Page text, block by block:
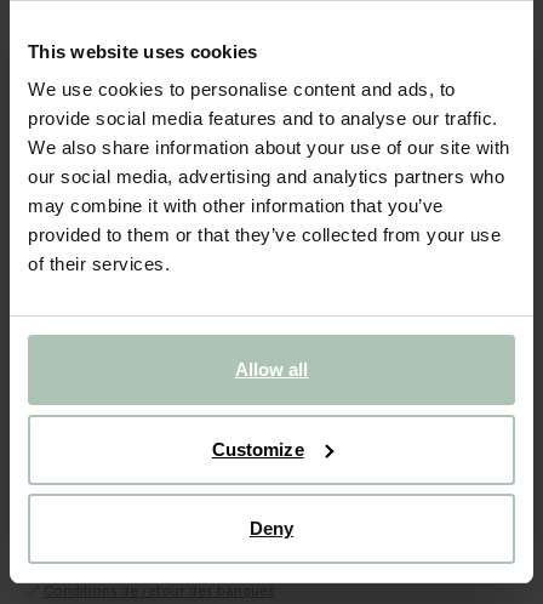
This website uses cookies
We use cookies to personalise content and ads, to
provide social media features and to analyse our traffic.
We also share information about your use of our site with
our social media, advertising and analytics partners who
may combine it with other information that you’ve
provided to them or that they’ve collected from your use
of their services.
Allow all
Customize
Deny
NOIR
699.00
Confortable petit canapé en cuir écologique avec coutures
apparentes de la collection Amsterdam. Le petit canapé a une
largeur de 105 cm, une hauteur de 85 cm et une profondeur de
86 cm. Les pieds mesurent environ 20 cm de hauteur...Lire plus
2 Choisir le tissu
: Change color
Garantie CBW
Nous préparons le banc pour qu'il soit prêt à l'emploi.